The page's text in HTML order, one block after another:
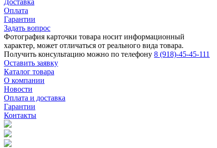
Оплата
Гарантии
Задать вопрос
Фотография карточки товара носит информационный
характер, может отличаться от реального вида товара.
Получить консультацию можно по телефону 8 (918)-45-45-111
Оставить заявку
Каталог товара
О компании
Новости
Оплата и доставка
Гарантии
Контакты